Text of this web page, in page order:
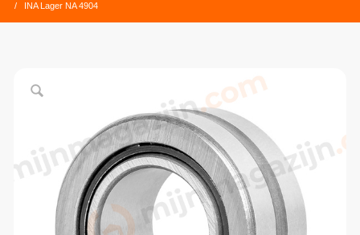
/
INA Lager NA 4904